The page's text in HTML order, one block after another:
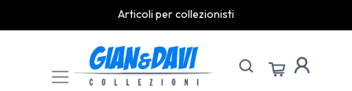
Articoli per collezionisti
Content